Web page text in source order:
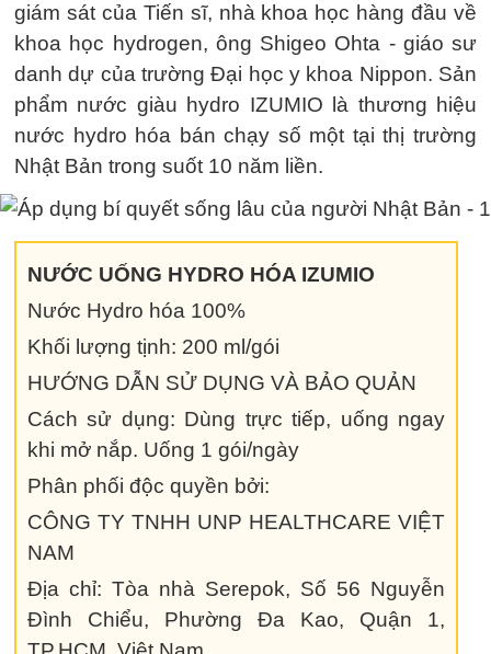
giám sát của Tiến sĩ, nhà khoa học hàng đầu về
khoa học hydrogen, ông Shigeo Ohta - giáo sư
danh dự của trường Đại học y khoa Nippon. Sản
phẩm nước giàu hydro IZUMIO là thương hiệu
nước hydro hóa bán chạy số một tại thị trường
Nhật Bản trong suốt 10 năm liền.
NƯỚC UỐNG HYDRO HÓA IZUMIO
Nước Hydro hóa 100%
Khối lượng tịnh: 200 ml/gói
HƯỚNG DẪN SỬ DỤNG VÀ BẢO QUẢN
Cách sử dụng: Dùng trực tiếp, uống ngay
khi mở nắp. Uống 1 gói/ngày
Phân phối độc quyền bởi:
CÔNG TY TNHH UNP HEALTHCARE VIỆT
NAM
Địa chỉ: Tòa nhà Serepok, Số 56 Nguyễn
Đình Chiểu, Phường Đa Kao, Quận 1,